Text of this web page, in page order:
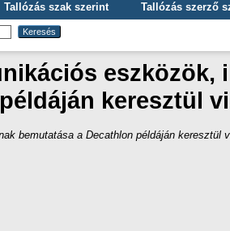
Tallózás szak szerint Tallózás szerző
eszközök,
keresztül
bemutatása a Decathlon példáján keresztül